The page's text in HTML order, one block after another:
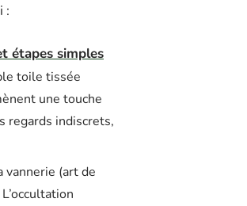
:
étapes simples
toile tissée
une touche
regards indiscrets,
vannerie (art de